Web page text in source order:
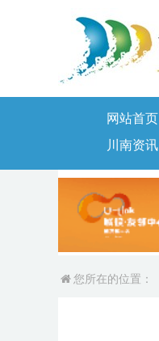
网站首页
川南资讯
您所在的位置：